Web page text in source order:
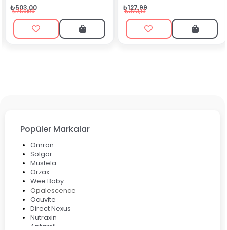
Popüler Markalar
Omron
Solgar
Mustela
Orzax
Wee Baby
Opalescence
Ocuvite
Direct Nexus
Nutraxin
Aptamil